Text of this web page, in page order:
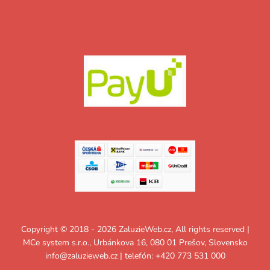
Copyright © 2018 - 2026 ZaluzieWeb.cz, All rights reserved |
MCe system s.r.o., Urbánkova 16, 080 01 Prešov, Slovensko
info@zaluzieweb.cz| telefón: +420 773 531 000